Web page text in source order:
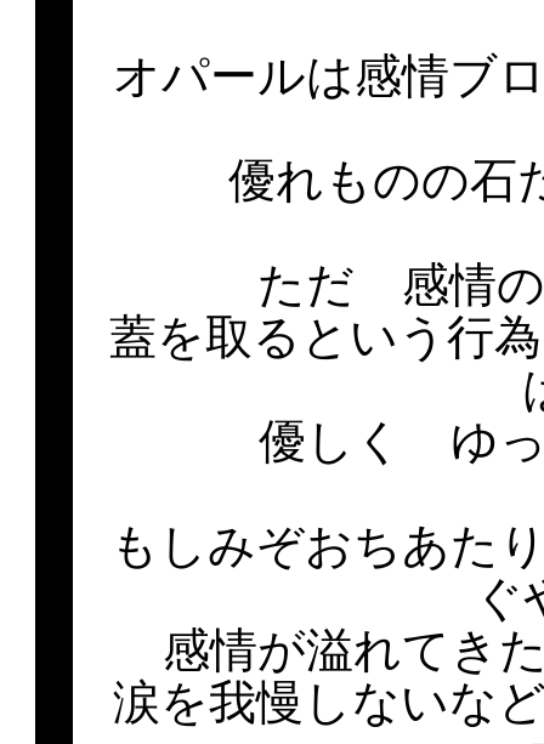
オパールは感情ブ
優れものの石
ただ 感情の
蓋を取るという行
優しく ゆっ
もしみぞおちあた
ぐ
感情が溢れてき
涙を我慢しないな